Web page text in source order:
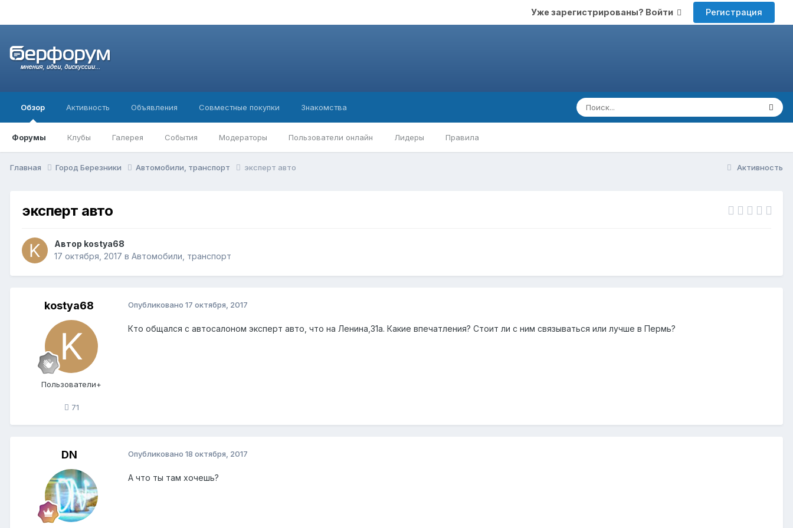
Уже зарегистрированы? Войти Регистрация
Обзор
Форумы Клубы Галерея События Модераторы Пользователи онлайн Лидеры Правила
Активность Объявления Совместные покупки Знакомства
Активность
Главная Город Березники Автомобили, транспорт эксперт авто
эксперт авто
Автор kostya68
17 октября, 2017 в Автомобили, транспорт
kostya68
Пользователи+
71
Опубликовано 17 октября, 2017
Кто общался с автосалоном эксперт авто, что на Ленина,31а. Какие впечатления? Стоит ли с ним связываться или лучше в Пермь?
DN Опубликовано 18 октября, 2017
А что ты там хочешь?